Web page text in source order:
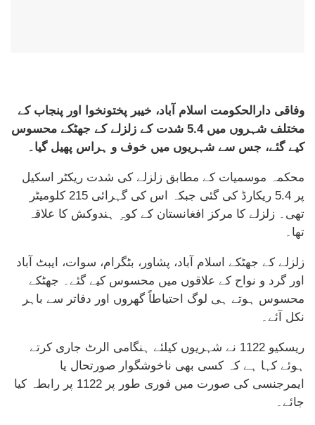
وفاقی دارالحکومت اسلام آباد، خیبر پختونخوا اور پنجاب کے
مختلف شہروں میں 5.4 شدت کے زلزلے کے جھٹکے محسوس
کیے گئے، جس سے شہریوں میں خوف و ہراس پھیل گیا۔
محکمہ موسمیات کے مطابق زلزلے کی شدت ریکٹر اسکیل
پر 5.4 ریکارڈ کی گئی جبکہ اس کی گہرائی 215 کلومیٹر
تھی۔ زلزلے کا مرکز افغانستان کے کوہِ ہندوکش کا علاقہ
تھا۔
زلزلے کے جھٹکے اسلام آباد، پشاور، بٹگرام، سوات، ایبٹ آباد
اور گرد و نواح کے علاقوں میں محسوس کیے گئے۔ جھٹکے
محسوس ہوتے ہی لوگ احتیاطاً گھروں اور دفاتر سے باہر
نکل آئے۔
ریسکیو 1122 نے شہریوں کیلئے ہنگامی الرٹ جاری کرتے
ہوئے کہا ہے کہ کسی بھی ناخوشگوار صورتحال یا
ایمرجنسی کی صورت میں فوری طور پر 1122 پر رابطہ کیا
جائے۔